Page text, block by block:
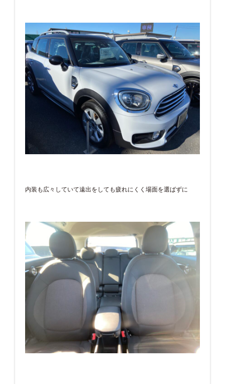
内装も広々していて遠出をしても疲れにくく場面を選ばずに